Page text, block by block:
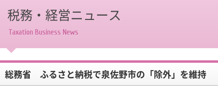
税務・経営ニュース
Taxation Business News
総務省 ふるさと納税で泉佐野市の「除外」を維持